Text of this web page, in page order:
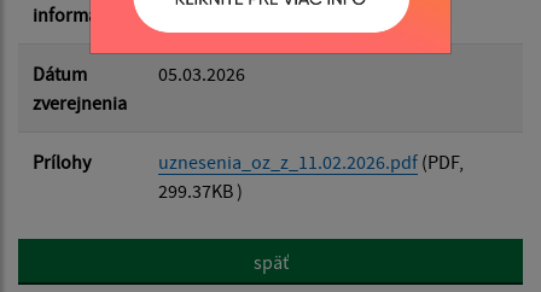
informácie
Dátum
zverejnenia
05.03.2026
Prílohy uznesenia_oz_z_11.02.2026.pdf (PDF,
299.37KB )
späť